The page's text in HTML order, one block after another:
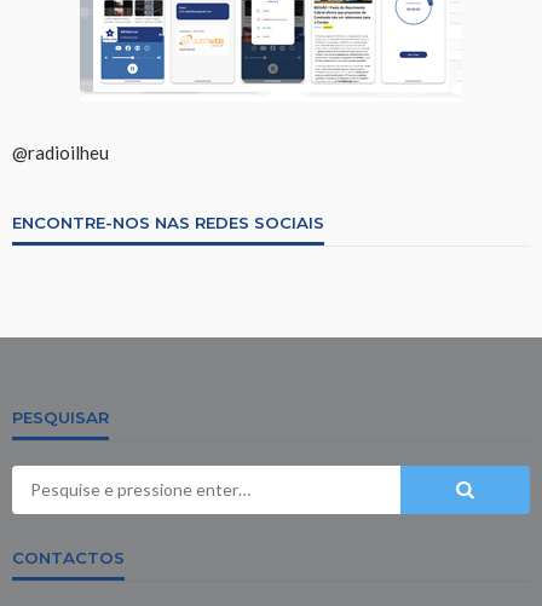
@radioilheu
ENCONTRE-NOS NAS REDES SOCIAIS
PESQUISAR
CONTACTOS